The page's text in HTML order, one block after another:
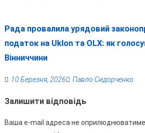
Рада провалила урядовий
податок на Uklon та OLX: як
Вінниччини
10 Березня, 2026 Павло Сидорченко
Залишити відповідь
Ваша e-mail адреса не